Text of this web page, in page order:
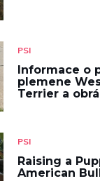
PSI
Informace o
plemene
Terrier a
PSI
Raising a
American